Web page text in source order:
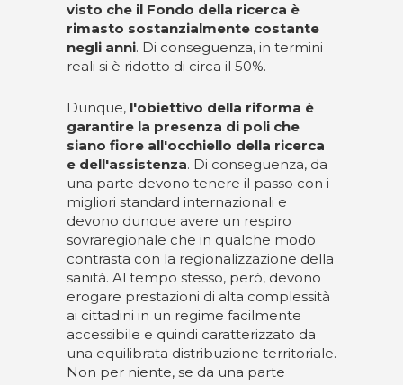
visto che il Fondo della ricerca è
rimasto sostanzialmente costante
negli anni. Di conseguenza, in termini
reali si è ridotto di circa il 50%.
Dunque, l'obiettivo della riforma è
garantire la presenza di poli che
siano fiore all'occhiello della ricerca
e dell'assistenza. Di conseguenza, da
una parte devono tenere il passo con i
migliori standard internazionali e
devono dunque avere un respiro
sovraregionale che in qualche modo
contrasta con la regionalizzazione della
sanità. Al tempo stesso, però, devono
erogare prestazioni di alta complessità
ai cittadini in un regime facilmente
accessibile e quindi caratterizzato da
una equilibrata distribuzione territoriale.
Non per niente, se da una parte